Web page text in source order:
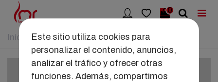
Este sitio utiliza cookies para
personalizar el contenido, anuncios,
analizar el tráfico y ofrecer otras
funciones. Además, compartimos
0
Inicio > JUGUETES > RAVE